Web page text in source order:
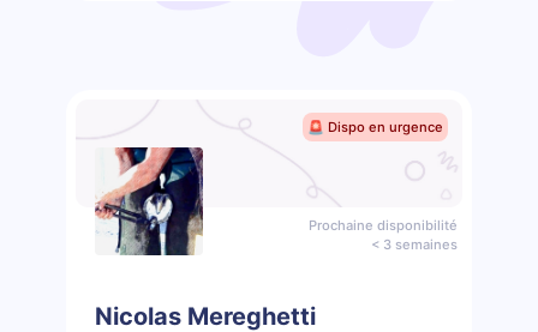
🚨 Dispo en urgence
Prochaine disponibilité
< 3 semaines
Nicolas Mereghetti